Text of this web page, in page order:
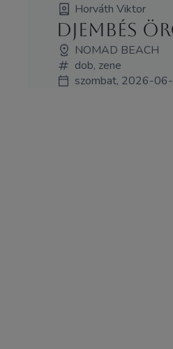
Horváth Viktor
Djembés
NOMAD BEACH
dob, zene
szombat, 2026-